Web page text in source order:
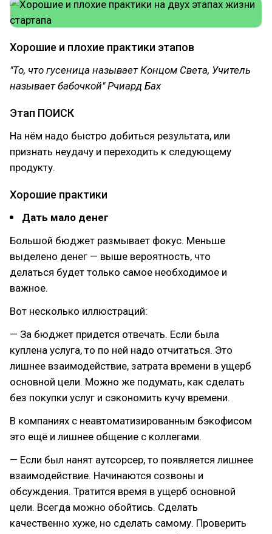
Хорошие и плохие практики этапов
"То, что гусеница называет Концом Света, Учитель
называет бабочкой" Рчиард Бах
Этап ПОИСК
На нём надо быстро добиться результата, или
признать неудачу и переходить к следующему
продукту.
Хорошие практики
Дать мало денег
Большой бюджет размывает фокус. Меньше
выделено денег — выше вероятность, что
делаться будет только самое необходимое и
важное.
Вот несколько иллюстраций:
— За бюджет придется отвечать. Если была
куплена услуга, то по ней надо отчитаться. Это
лишнее взаимодействие, затрата времени в ущерб
основной цели. Можно же подумать, как сделать
без покупки услуг и сэкономить кучу времени.
В компаниях с неавтоматизированным бэкофисом
это ещё и лишнее общение с коллегами.
— Если был нанят аутсорсер, то появляется лишнее
взаимодействие. Начинаются созвоны и
обсуждения. Тратится время в ущерб основной
цели. Всегда можно обойтись. Сделать
качественно хуже, но сделать самому. Проверить